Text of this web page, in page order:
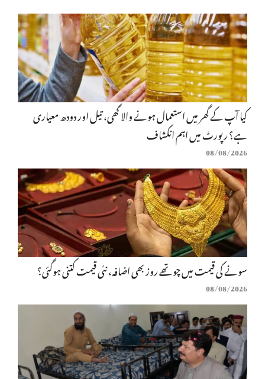
کیا آپ کے گھر میں استعمال ہونے والا گھی، تیل اور دودھ معیاری
ہے؟ رپورٹ میں اہم انکشاف
08/08/2026
سونے کی قیمت میں چوتھے روز بھی اضافہ، نئی قیمت کتنی ہوگئی؟
08/08/2026